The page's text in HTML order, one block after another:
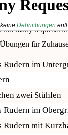
Dehnübungen
für Zuhause
Rudern im
zwei Stühlen
Rudern im
Rudern mit